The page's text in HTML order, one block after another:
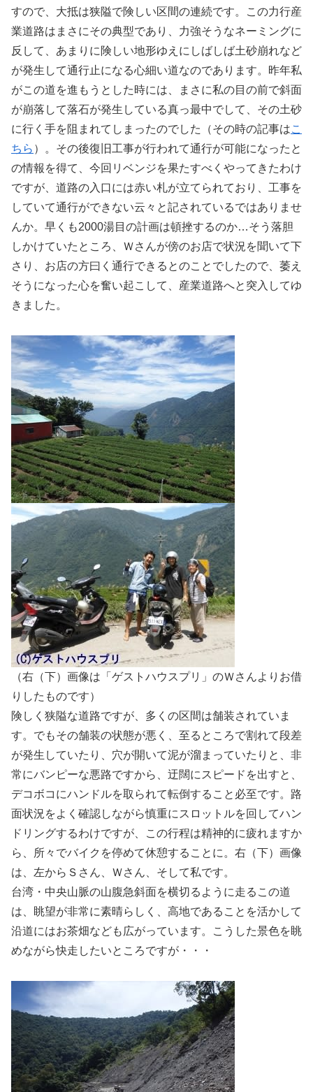
すので、大抵は狭隘で険しい区間の連続です。この力行産
業道路はまさにその典型であり、力強そうなネーミングに
反して、あまりに険しい地形ゆえにしばしば土砂崩れなど
が発生して通行止になる心細い道なのであります。昨年私
がこの道を進もうとした時には、まさに私の目の前で斜面
が崩落して落石が発生している真っ最中でして、その土砂
に行く手を阻まれてしまったのでした（その時の記事はこ
ちら ）。その後復旧工事が行われて通行が可能になったと
の情報を得て、今回リベンジを果たすべくやってきたわけ
ですが、道路の入口には赤い札が立てられており、工事を
していて通行ができない云々と記されているではありませ
んか。早くも2000湯目の計画は頓挫するのか…そう落胆
しかけていたところ、Ｗさんが傍のお店で状況を聞いて下
さり、お店の方曰く通行できるとのことでしたので、萎え
そうになった心を奮い起こして、産業道路へと突入してゆ
きました。
（右（下）画像は「ゲストハウスプリ」のＷさんよりお借
りしたものです）
険しく狭隘な道路ですが、多くの区間は舗装されていま
す。でもその舗装の状態が悪く、至るところで割れて段差
が発生していたり、穴が開いて泥が溜まっていたりと、非
常にバンピーな悪路ですから、迂闊にスピードを出すと、
デコボコにハンドルを取られて転倒すること必至です。路
面状況をよく確認しながら慎重にスロットルを回してハン
ドリングするわけですが、この行程は精神的に疲れますか
ら、所々でバイクを停めて休憩することに。右（下）画像
は、左からＳさん、Ｗさん、そして私です。
台湾・中央山脈の山腹急斜面を横切るように走るこの道
は、眺望が非常に素晴らしく、高地であることを活かして
沿道にはお茶畑なども広がっています。こうした景色を眺
めながら快走したいところですが・・・